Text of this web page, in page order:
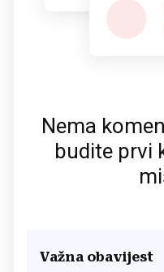
Nema
budite prvi
Važna obavijest